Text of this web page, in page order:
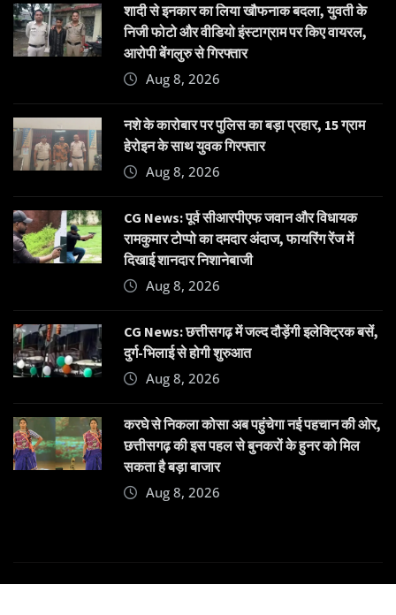
शादी से इनकार का लिया खौफनाक बदला, युवती के
निजी फोटो और वीडियो इंस्टाग्राम पर किए वायरल,
आरोपी बेंगलुरु से गिरफ्तार
Aug 8, 2026
नशे के कारोबार पर पुलिस का बड़ा प्रहार, 15 ग्राम
हेरोइन के साथ युवक गिरफ्तार
Aug 8, 2026
CG News: पूर्व सीआरपीएफ जवान और विधायक
रामकुमार टोप्पो का दमदार अंदाज, फायरिंग रेंज में
दिखाई शानदार निशानेबाजी
Aug 8, 2026
CG News: छत्तीसगढ़ में जल्द दौड़ेंगी इलेक्ट्रिक बसें,
दुर्ग-भिलाई से होगी शुरुआत
Aug 8, 2026
करघे से निकला कोसा अब पहुंचेगा नई पहचान की ओर,
छत्तीसगढ़ की इस पहल से बुनकरों के हुनर को मिल
सकता है बड़ा बाजार
Aug 8, 2026